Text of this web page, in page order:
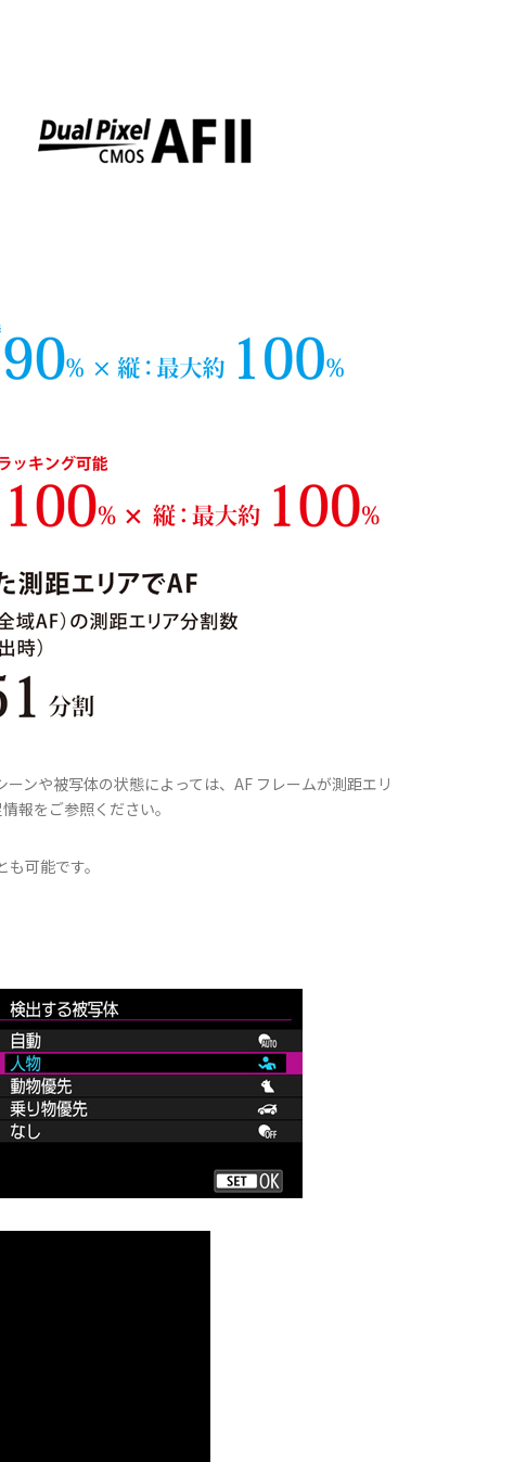
ンや被写体の状態によっては、AF フレームが測距エリ
報をご参照ください。
可能です。